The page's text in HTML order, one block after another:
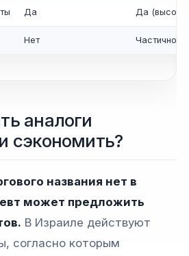
Да Да
Нет Частично
аналоги
сэкономить?
названия нет в
может предложить
В Израиле действуют
согласно которым